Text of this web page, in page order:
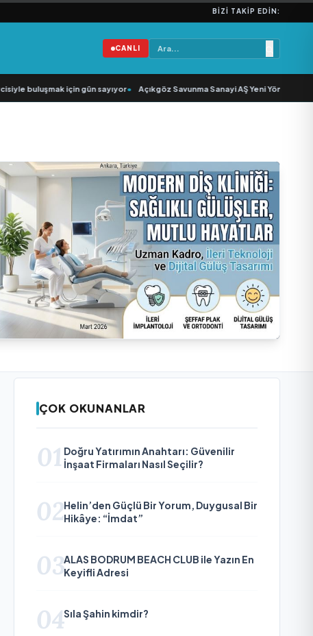
BIZI TAKIP EDIN:
CANLI
buluşmak için gün sayıyor• Açıkgöz Savunma Sanayi AŞ Yeni Yönetim
ÇOK OKUNANLAR
01 Doğru Yatırımın Anahtarı: Güvenilir
İnşaat Firmaları Nasıl Seçilir?
02Helin’den Güçlü Bir Yorum, Duygusal Bir
Hikâye: “İmdat”
03ALAS BODRUM BEACH CLUB ile Yazın En
Keyifli Adresi
04Sıla Şahin kimdir?